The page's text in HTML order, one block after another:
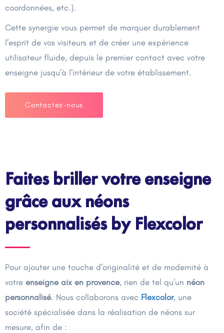
coordonnées, etc.).
Cette synergie vous permet de marquer durablement
l’esprit de vos visiteurs et de créer une expérience
utilisateur fluide, depuis le premier contact avec votre
enseigne jusqu’à l’intérieur de votre établissement.
Contactez-nous
Faites briller votre enseigne
grâce aux néons
personnalisés by Flexcolor
Pour ajouter une touche d’originalité et de modernité à
votre enseigne aix en provence, rien de tel qu’un néon
personnalisé. Nous collaborons avec Flexcolor, une
société spécialisée dans la réalisation de néons sur
mesure, afin de :